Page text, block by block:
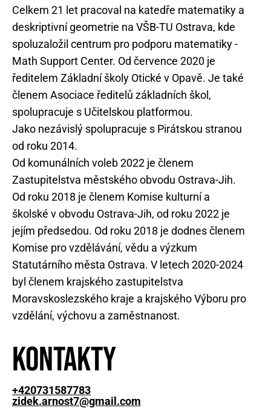
Celkem 21 let pracoval na katedře matematiky a
deskriptivní geometrie na VŠB-TU Ostrava, kde
spoluzaložil centrum pro podporu matematiky -
Math Support Center. Od července 2020 je
ředitelem Základní školy Otické v Opavě. Je také
členem Asociace ředitelů základních škol,
spolupracuje s Učitelskou platformou.
Jako nezávislý spolupracuje s Pirátskou stranou
od roku 2014.
Od komunálních voleb 2022 je členem
Zastupitelstva městského obvodu Ostrava-Jih.
Od roku 2018 je členem Komise kulturní a
školské v obvodu Ostrava-Jih, od roku 2022 je
jejím předsedou. Od roku 2018 je dodnes členem
Komise pro vzdělávání, vědu a výzkum
Statutárního města Ostrava. V letech 2020-2024
byl členem krajského zastupitelstva
Moravskoslezského kraje a krajského Výboru pro
vzdělání, výchovu a zaměstnanost.
Kontakty
+420731587783
zidek.arnost7@gmail.com